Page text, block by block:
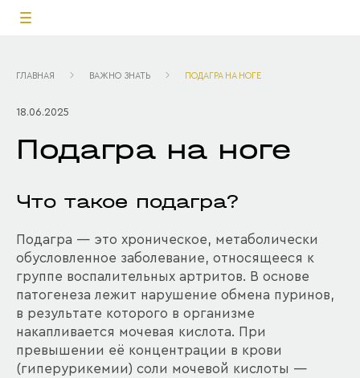
ГЛАВНАЯ ВАЖНО ЗНАТЬ ПОДАГРА НА НОГЕ
18.06.2025
Подагра на ноге
Что такое подагра?
Подагра — это хроническое, метаболически
обусловленное заболевание, относящееся к
группе воспалительных артритов. В основе
патогенеза лежит нарушение обмена пуринов,
в результате которого в организме
накапливается мочевая кислота. При
превышении её концентрации в крови
(гиперурикемии) соли мочевой кислоты —